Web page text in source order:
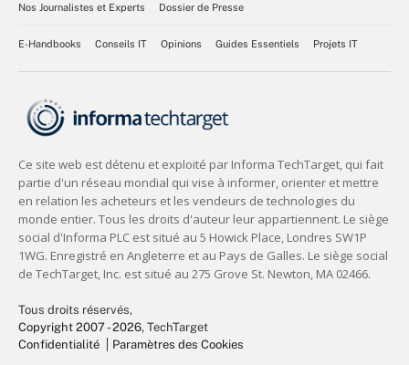
Nos Journalistes et Experts
Dossier de Presse
E-Handbooks Conseils IT Opinions Guides Essentiels Projets IT
Tous droits réservés,
Copyright 2007 - 2026, TechTarget
Confidentialité
Paramètres des Cookies